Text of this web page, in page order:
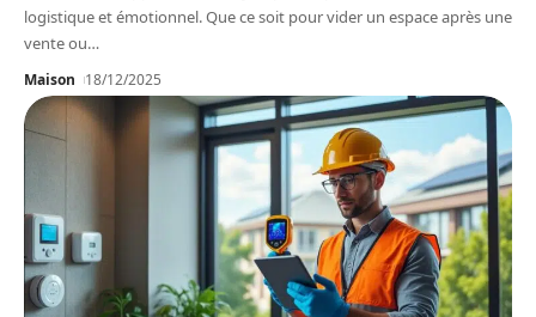
logistique et émotionnel. Que ce soit pour vider un espace après une
vente ou…
Maison 18/12/2025